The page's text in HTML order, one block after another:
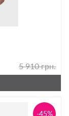
5 910 грн.
-45%